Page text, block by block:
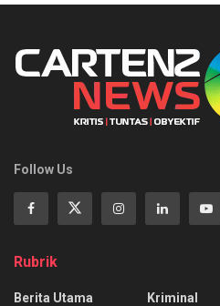
Follow Us
Rubrik
Berita Utama
Kriminal